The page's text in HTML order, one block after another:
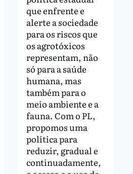
que enfrente e
alerte a sociedade
para os riscos que
os agrotóxicos
representam, não
só para a saúde
humana, mas
também para o
meio ambiente e a
fauna. Com o PL,
propomos uma
política para
reduzir, gradual e
continuadamente,